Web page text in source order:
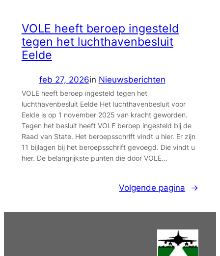
VOLE heeft beroep ingesteld
tegen het luchthavenbesluit
Eelde
feb 27, 2026in Nieuwsberichten
VOLE heeft beroep ingesteld tegen het
luchthavenbesluit Eelde Het luchthavenbesluit voor
Eelde is op 1 november 2025 van kracht geworden.
Tegen het besluit heeft VOLE beroep ingesteld bij de
Raad van State. Het beroepsschrift vindt u hier. Er zijn
11 bijlagen bij het beroepsschrift gevoegd. Die vindt u
hier. De belangrijkste punten die door VOLE…
Volgende pagina →